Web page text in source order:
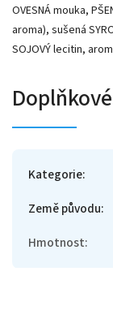
OVESNÁ mouka,
aroma), sušená
SOJOVÝ lecitin,
Kategorie:
Země původu:
Hmotnost: